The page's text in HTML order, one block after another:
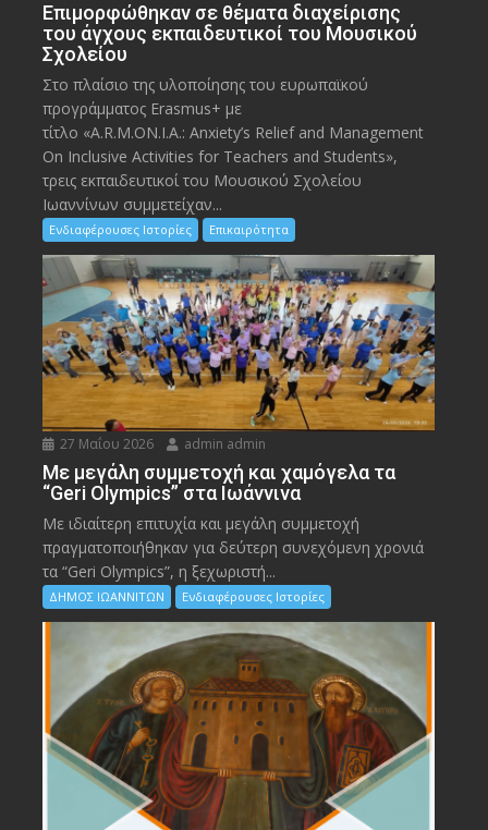
Eπιμορφώθηκαν σε θέματα διαχείρισης
του άγχους εκπαιδευτικοί του Μουσικού
Σχολείου
Στο πλαίσιο της υλοποίησης του ευρωπαϊκού
προγράμματος Erasmus+ με
τίτλο «A.R.M.ON.I.A.: Anxiety’s Relief and Management
On Inclusive Activities for Teachers and Students»,
τρεις εκπαιδευτικοί του Μουσικού Σχολείου
Ιωαννίνων συμμετείχαν...
Ενδιαφέρουσες Ιστορίες Επικαιρότητα
27 Μαΐου 2026 admin admin
Με μεγάλη συμμετοχή και χαμόγελα τα
“Geri Olympics” στα Ιωάννινα
Με ιδιαίτερη επιτυχία και μεγάλη συμμετοχή
πραγματοποιήθηκαν για δεύτερη συνεχόμενη χρονιά
τα “Geri Olympics”, η ξεχωριστή...
ΔΗΜΟΣ ΙΩΑΝΝΙΤΩΝ Ενδιαφέρουσες Ιστορίες